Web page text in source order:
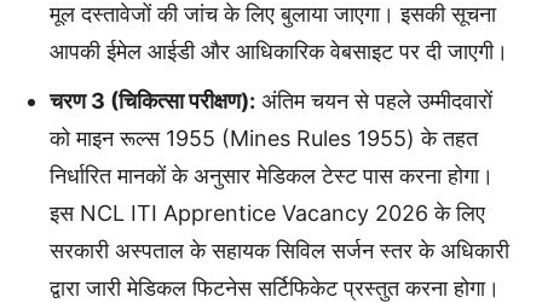
मूल दस्तावेजों की जांच के लिए बुलाया जाएगा। इसकी सूचना
आपकी ईमेल आईडी और आधिकारिक वेबसाइट पर दी जाएगी।
चरण 3 (चिकित्सा परीक्षण): अंतिम चयन से पहले उम्मीदवारों
को माइन रूल्स 1955 (Mines Rules 1955) के तहत
निर्धारित मानकों के अनुसार मेडिकल टेस्ट पास करना होगा।
इस NCL ITI Apprentice Vacancy 2026 के लिए
सरकारी अस्पताल के सहायक सिविल सर्जन स्तर के अधिकारी
द्वारा जारी मेडिकल फिटनेस सर्टिफिकेट प्रस्तुत करना होगा।